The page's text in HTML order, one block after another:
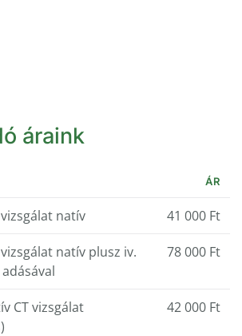
áraink
ÁR
natív 41 000 Ft
natív plusz iv.
78 000 Ft
CT vizsgálat
42 000 Ft